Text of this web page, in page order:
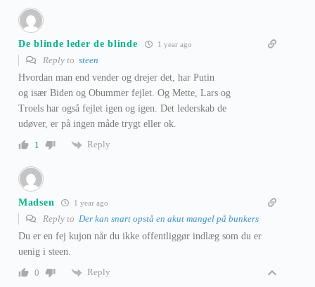
De blinde leder de blinde 1 year ago
Reply to steen
Hvordan man end vender og drejer det, har Putin
og især Biden og Obummer fejlet. Og Mette, Lars og
Troels har også fejlet igen og igen. Det lederskab de
udøver, er på ingen måde trygt eller ok.
1
Reply
Madsen 1 year ago
Reply to Der kan snart opstå en akut mangel på bunkers
Du er en fej kujon når du ikke offentliggør indlæg som du er
uenig i steen.
0
Reply